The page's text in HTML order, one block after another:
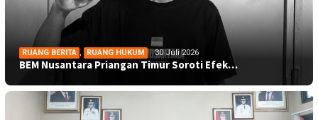
RUANG BERITA RUANG HUKUM 30 Juli 2026
BEM Nusantara Priangan Timur Soroti Efek…